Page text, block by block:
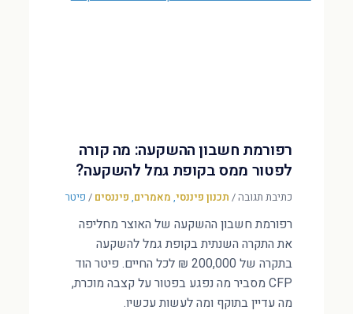
רפורמת חשבון ההשקעה: מה קורה
לפטור ממס בקופת גמל להשקעה?
כתיבת תגובה/ תכנון פיננסי, מאמרים, פיננסים / פיטר
רפורמת חשבון ההשקעה של האוצר מחליפה
את התקרה השנתית בקופת גמל להשקעה
בתקרה של 200,000 ₪ לכל החיים. פיטר הוד
CFP מסביר מה נפגע בפטור על קצבה מוכרת,
מה עדיין בתוקף ומה לעשות עכשיו.